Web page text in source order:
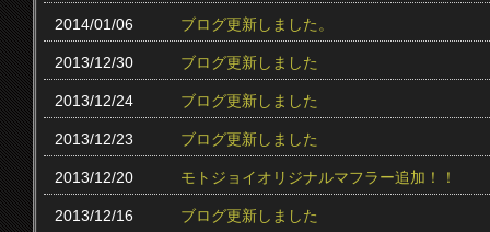
2014/01/06 ブログ更新しました。
2013/12/30 ブログ更新しました
2013/12/24 ブログ更新しました
2013/12/23 ブログ更新しました
2013/12/20 モトジョイオリジナルマフラー追加！！
2013/12/16 ブログ更新しました